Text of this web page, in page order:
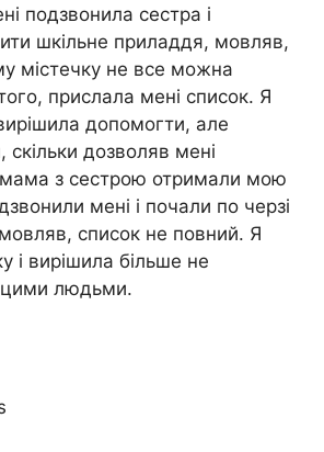
подзвонила сестра і
шкільне приладдя, мовляв,
містечку не все можна
прислала мені список. Я
допомогти, але
скільки дозволяв мені
з сестрою отримали мою
мені і почали по черзі
список не повний. Я
і вирішила більше не
цими людьми.